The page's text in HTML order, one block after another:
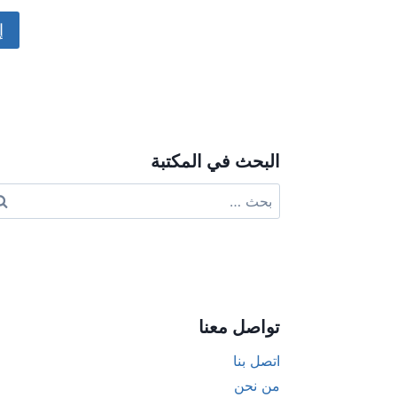
البحث في المكتبة
عن:
تواصل معنا
اتصل بنا
من نحن